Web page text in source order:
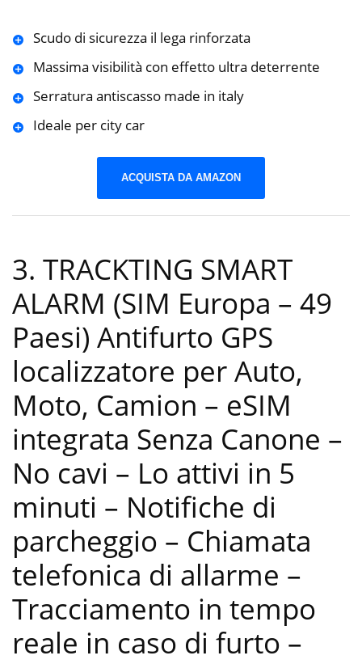
Scudo di sicurezza il lega rinforzata
Massima visibilità con effetto ultra deterrente
Serratura antiscasso made in italy
Ideale per city car
ACQUISTA DA AMAZON
3. TRACKTING SMART
ALARM (SIM Europa – 49
Paesi) Antifurto GPS
localizzatore per Auto,
Moto, Camion – eSIM
integrata Senza Canone –
No cavi – Lo attivi in 5
minuti – Notifiche di
parcheggio – Chiamata
telefonica di allarme –
Tracciamento in tempo
reale in caso di furto –